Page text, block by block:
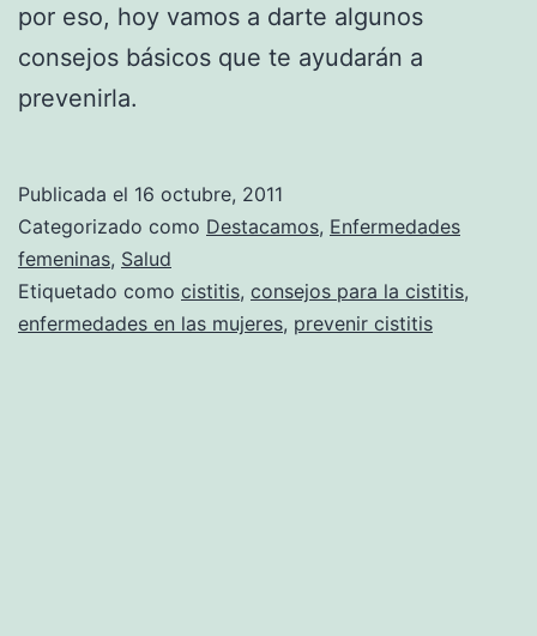
por eso, hoy vamos a darte algunos
consejos básicos que te ayudarán a
prevenirla.
Publicada el 16 octubre, 2011
Categorizado como Destacamos, Enfermedades
femeninas, Salud
Etiquetado como cistitis, consejos para la cistitis,
enfermedades en las mujeres, prevenir cistitis